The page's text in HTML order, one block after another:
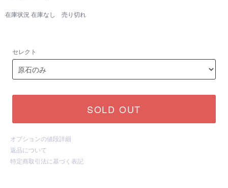
在庫状況 在庫なし 売り切れ
セレクト
SOLD OUT
オプションの値段詳細
返品について
特定商取引法に基づく表記